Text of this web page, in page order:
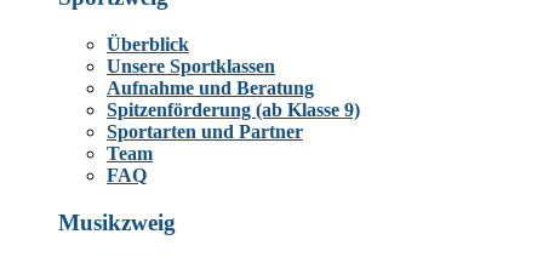
Überblick
Unsere Sportklassen
Aufnahme und Beratung
Spitzenförderung (ab Klasse 9)
Sportarten und Partner
Team
FAQ
Musikzweig